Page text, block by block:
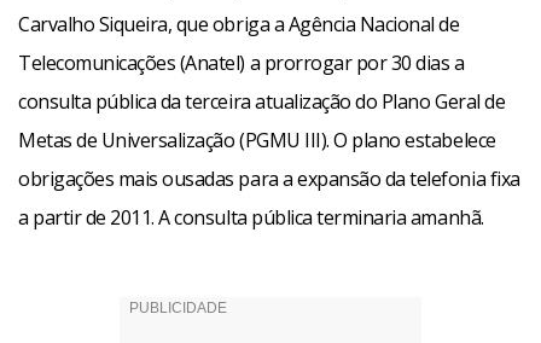
Carvalho Siqueira, que obriga a Agência Nacional de
Telecomunicações (Anatel) a prorrogar por 30 dias a
consulta pública da terceira atualização do Plano Geral de
Metas de Universalização (PGMU III). O plano estabelece
obrigações mais ousadas para a expansão da telefonia fixa
a partir de 2011. A consulta pública terminaria amanhã.